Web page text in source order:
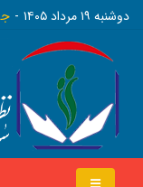
دوشنبه ١٩ مرداد ١٤٠٥